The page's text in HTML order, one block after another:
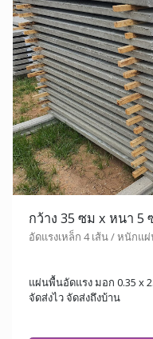
กว้าง 35 ซม x หนา 5
อัดแรงเหล็ก 4 เส้น / หนักแ
แผ่นพื้นอัดแรง มอก 0.35 x
จัดส่งไว จัดส่งถึงบ้าน